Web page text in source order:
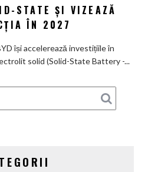
nume
către
BYD
pentru
bateriile
STATE ȘI VIZEAZĂ
ÎN 2027
își accelerează investițiile în
solid (Solid-State Battery -...